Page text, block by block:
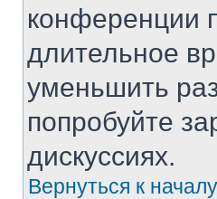
конференции
длительное
уменьшить
попробуйте
дискуссиях.
Вернуться к началу